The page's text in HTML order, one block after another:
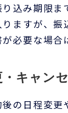
込み期限ま
ますが、振
必要な場合
・キャン
後の日程変更